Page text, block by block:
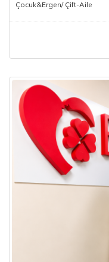
Çocuk&Ergen/ Çift-Aile